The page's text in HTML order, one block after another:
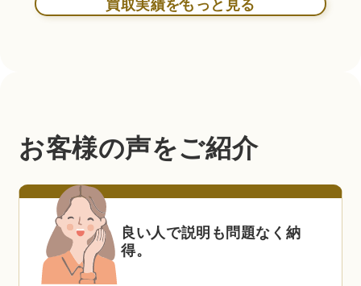
お客様の声をご紹介
良い人で説明も問題なく納
得。